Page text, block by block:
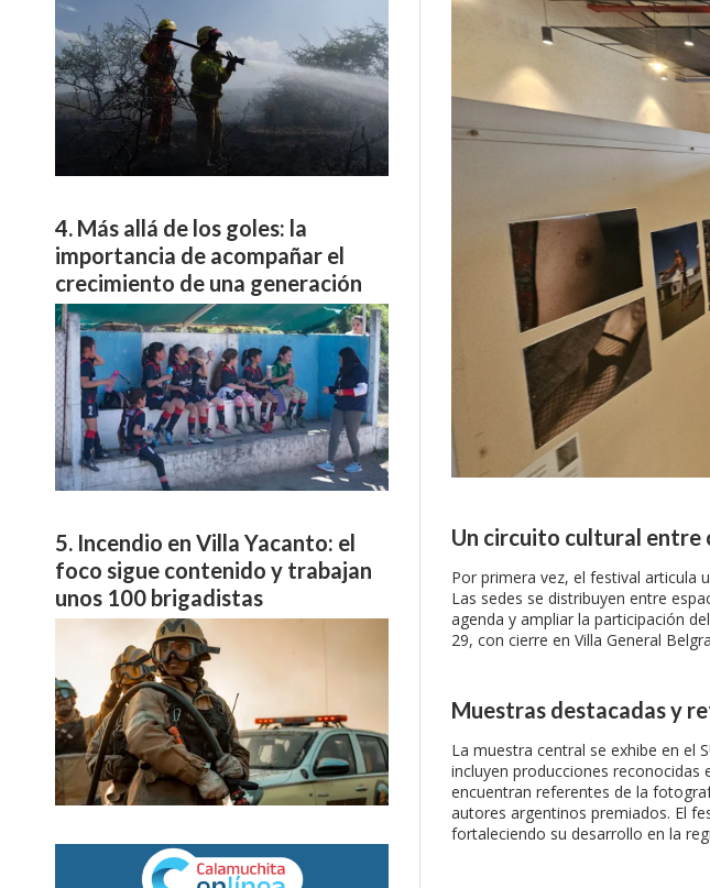
Un circuito cultural entre
Por primera vez, el festival articula
Las sedes se distribuyen entre
agenda y ampliar la participación
29, con cierre en Villa General
Muestras destacadas y
La muestra central se exhibe en el
incluyen producciones reconocidas
encuentran referentes de la
autores argentinos premiados. El
fortaleciendo su desarrollo en la
Más allá de los goles: la
importancia de acompañar el
crecimiento de una generación
Incendio en Villa Yacanto: el
foco sigue contenido y trabajan
unos 100 brigadistas